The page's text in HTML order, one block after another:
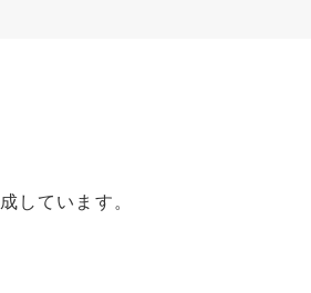
しています。